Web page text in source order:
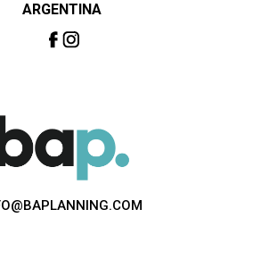
ARGENTINA